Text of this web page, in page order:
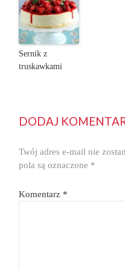
Sernik z
truskawkami
DODAJ
Twój adres e-mail nie
pola są oznaczone *
Komentarz *